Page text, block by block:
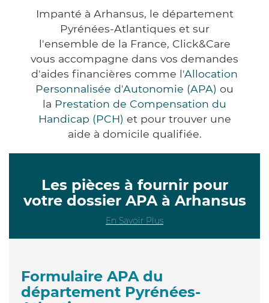
Impanté à Arhansus, le département
Pyrénées-Atlantiques et sur
l'ensemble de la France, Click&Care
vous accompagne dans vos demandes
d'aides financières comme l'Allocation
Personnalisée d'Autonomie (APA) ou
la Prestation de Compensation du
Handicap (PCH) et pour trouver une
aide à domicile qualifiée.
Les pièces à fournir pour
votre dossier APA à Arhansus
En Savoir Plus
Formulaire APA du
département Pyrénées-